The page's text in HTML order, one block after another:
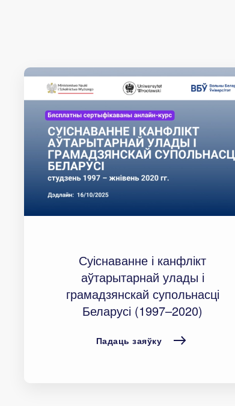
Суіснаванне і канфлікт
аўтарытарнай улады і
грамадзянскай супольнасці
Беларусі (1997–2020)
Падаць заяўку